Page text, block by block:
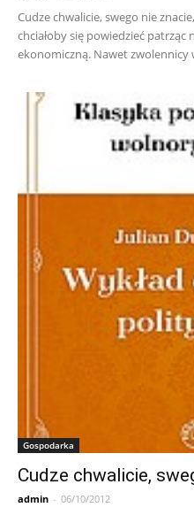
Cudze chwalicie, swego nie
chciałoby się powiedzieć patrząc
ekonomiczną. Nawet zwolennicy
Gospodarka
Cudze chwalicie,
admin - 06/10/2012